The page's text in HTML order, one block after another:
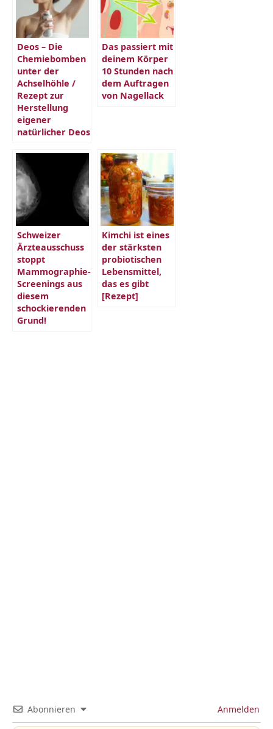
Deos – Die
Chemiebomben
unter der
Achselhöhle /
Rezept zur
Herstellung
eigener
natürlicher Deos
Das passiert mit
deinem Körper
10 Stunden nach
dem Auftragen
von Nagellack
Schweizer
Ärzteausschuss
stoppt
Mammographie-
Screenings aus
diesem
schockierenden
Grund!
Kimchi ist eines
der stärksten
probiotischen
Lebensmittel,
das es gibt
[Rezept]
Abonnieren Anmelden